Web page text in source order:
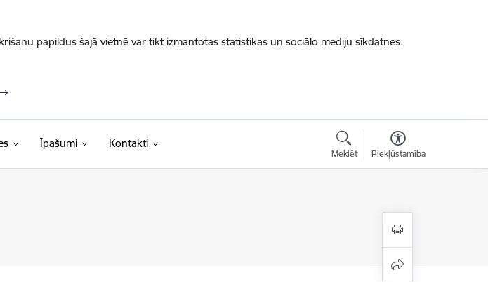
papildus šajā vietnē var tikt izmantotas statistikas un sociālo mediju sīkdatnes.
Īpašumi Kontakti
Meklēt Piekļūstamība